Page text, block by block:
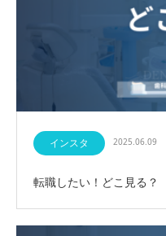
インスタ 2025.06.09
転職したい！どこ見る？